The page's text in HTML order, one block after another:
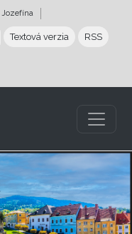
Jozefína
Textová verzia RSS